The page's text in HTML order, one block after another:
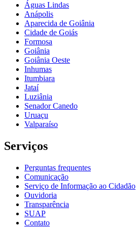
Águas Lindas
Anápolis
Aparecida de Goiânia
Cidade de Goiás
Formosa
Goiânia
Goiânia Oeste
Inhumas
Itumbiara
Jataí
Luziânia
Senador Canedo
Uruaçu
Valparaíso
Serviços
Perguntas frequentes
Comunicação
Serviço de Informação ao Cidadão
Ouvidoria
Transparência
SUAP
Contato